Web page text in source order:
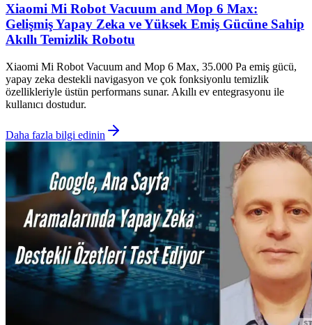
Xiaomi Mi Robot Vacuum and Mop 6 Max:
Gelişmiş Yapay Zeka ve Yüksek Emiş Gücüne Sahip
Akıllı Temizlik Robotu
Xiaomi Mi Robot Vacuum and Mop 6 Max, 35.000 Pa emiş gücü,
yapay zeka destekli navigasyon ve çok fonksiyonlu temizlik
özellikleriyle üstün performans sunar. Akıllı ev entegrasyonu ile
kullanıcı dostudur.
Daha fazla bilgi edinin